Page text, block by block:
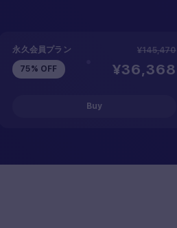
永久会員プラン
¥145,470
75% OFF
¥36,368
Buy
below to